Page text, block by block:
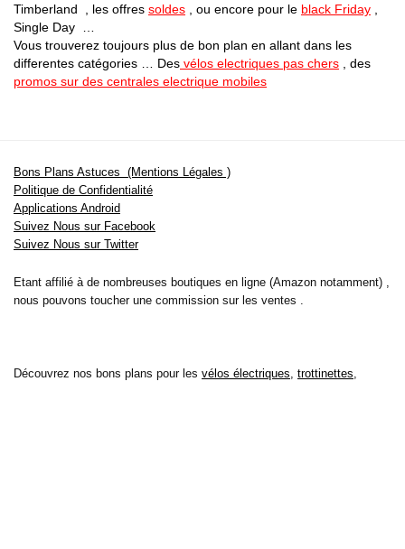
Timberland , les offres soldes , ou encore pour le black Friday ,
Single Day …
Vous trouverez toujours plus de bon plan en allant dans les
differentes catégories … Des vélos electriques pas chers , des
promos sur des centrales electrique mobiles
Bons Plans Astuces (Mentions Légales )
Politique de Confidentialité
Applications Android
Suivez Nous sur Facebook
Suivez Nous sur Twitter
Etant affilié à de nombreuses boutiques en ligne (Amazon notamment) ,
nous pouvons toucher une commission sur les ventes .
Découvrez nos bons plans pour les vélos électriques, trottinettes,